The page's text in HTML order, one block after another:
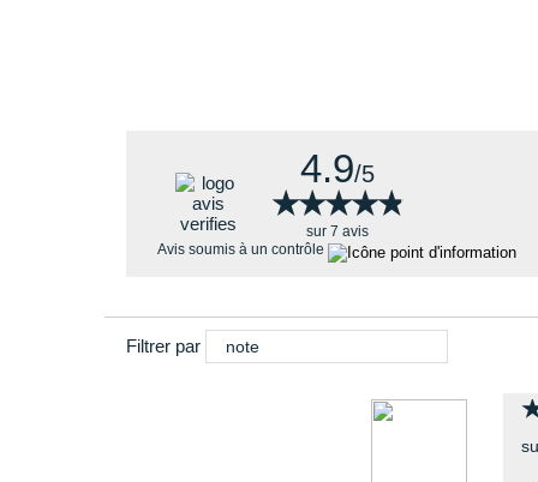
4.9/5
★★★★★
★★★★★
sur 7 avis
Avis soumis à un contrôle
Filtrer par note